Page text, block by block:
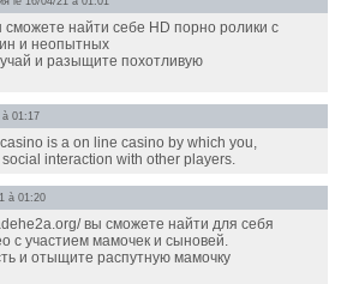
сможете найти себе HD порно ролики с
и неопытных
и разыщите похотливую
à 01:17
is a on line casino by which you,
interaction with other players.
à 01:20
вы сможете найти для себя
с участием мамочек и сыновей.
и отыщите распутную мамочку